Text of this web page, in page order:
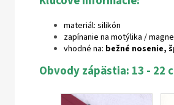
materiál: silikón
zapínanie na motýlika /
vhodné na: bežné nosenie,
Obvody zápästia: 13 - 22